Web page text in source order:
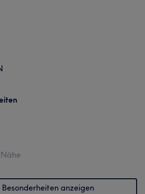
Besonderheiten anzeigen